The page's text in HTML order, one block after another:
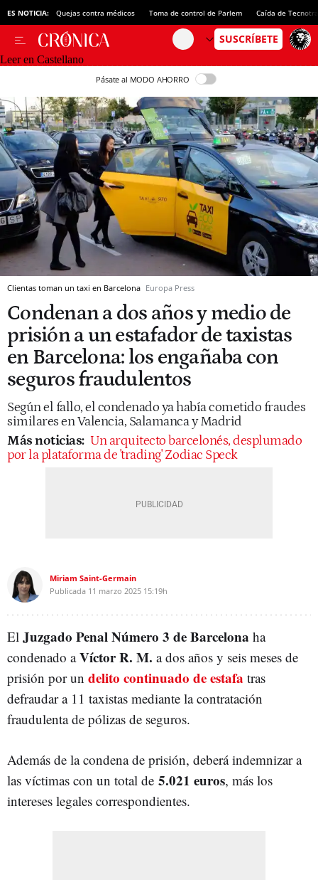
ES NOTICIA: Quejas contra médicos Toma de control de Parlem Caída de
Leer en Castellano
Pásate al MODO AHORRO
Clientas toman un taxi en Barcelona Europa Press
Condenan a dos años y medio de
prisión a un estafador de taxistas
en Barcelona: los engañaba con
seguros fraudulentos
Según el fallo, el condenado ya había cometido fraudes
similares en Valencia, Salamanca y Madrid
Más noticias: Un arquitecto barcelonés, desplumado
por la plataforma de 'trading' Zodiac Speck
Miriam Saint-Germain
Publicada 11 marzo 2025 15:19h
El Juzgado Penal Número 3 de Barcelona ha
condenado aVíctor R. M. a dos años y seis meses de
prisión por un delito continuado de estafa tras
defraudar a 11 taxistas mediante la contratación
fraudulenta de pólizas de seguros.
Además de la condena de prisión, deberá indemnizar a
las víctimas con un total de 5.021 euros, más los
intereses legales correspondientes.